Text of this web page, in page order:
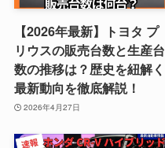
【2026年最新】トヨタ プ
リウスの販売台数と生産台
数の推移は？歴史を紐解く
最新動向を徹底解説！
2026年4月27日